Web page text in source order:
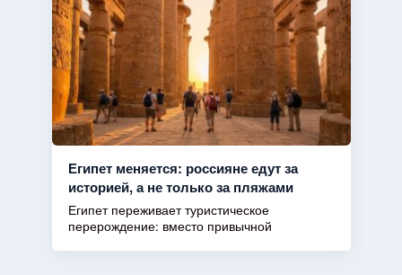
Египет меняется: россияне едут за
историей, а не только за пляжами
Египет переживает туристическое
перерождение: вместо привычной